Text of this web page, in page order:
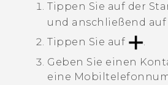
UNTERSTÜTZUNG
HTC-Geräte und Zubehör
Anmelden
Tippen Sie auf der
und anschließend auf
Tippen Sie auf
Geben Sie einen
eine